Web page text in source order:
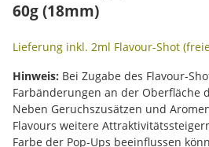
60g (18mm)
Lieferung inkl. 2ml Flavour-Shot
Hinweis: Bei Zugabe des Flavour-
Farbänderungen an der Oberfläche
Neben Geruchszusätzen und
Flavours weitere
Farbe der Pop-Ups beeinflussen